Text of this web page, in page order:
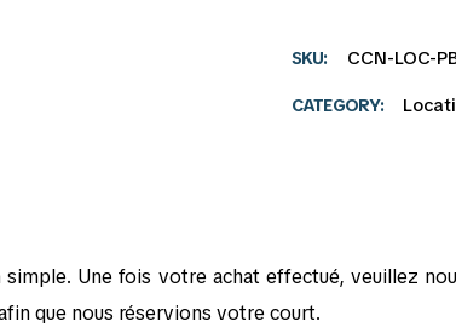
SKU CCN-LOC-
CATEGORY
Une fois votre achat effectué, veuillez
que nous réservions votre court.